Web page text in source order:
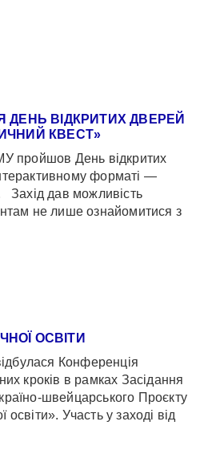
ДЕНЬ ВІДКРИТИХ ДВЕРЕЙ
КВЕСТ»
пройшов День відкритих
форматі —
Захід дав можливість
не лише ознайомитися з
ОСВІТИ
Конференція
кроків в рамках Засідання
швейцарського Проєкту
освіти». Участь у заході від